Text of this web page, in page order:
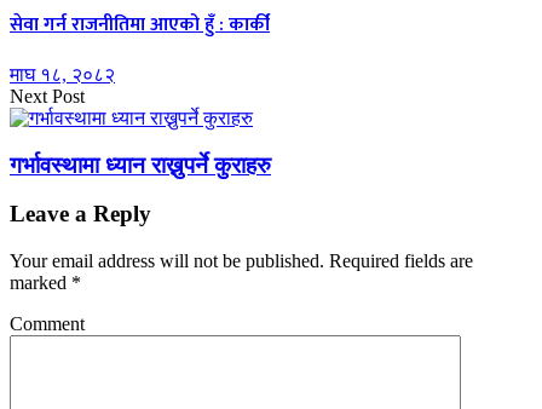
सेवा गर्न राजनीतिमा आएको हुँ : कार्की
माघ १८, २०८२
Next Post
गर्भावस्थामा ध्यान राख्नुपर्ने कुराहरु
Leave a Reply
Your email address will not be published. Required fields are
marked *
Comment